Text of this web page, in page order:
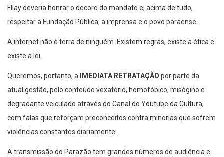
Fllay deveria honrar o decoro do mandato e, acima de tudo,
respeitar a Fundação Pública, a imprensa e o povo paraense.
A internet não é terra de ninguém. Existem regras, existe a ética e
existe a lei.
Queremos, portanto, a IMEDIATA RETRATAÇÃO por parte da
atual gestão, pelo conteúdo vexatório, homofóbico, misógino e
degradante veiculado através do Canal do Youtube da Cultura,
com falas que reforçam preconceitos contra minorias que sofrem
violências constantes diariamente.
A transmissão do Parazão tem grandes números de audiência e